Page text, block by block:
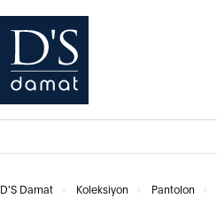
D'S Damat Koleksiyon Pantolon